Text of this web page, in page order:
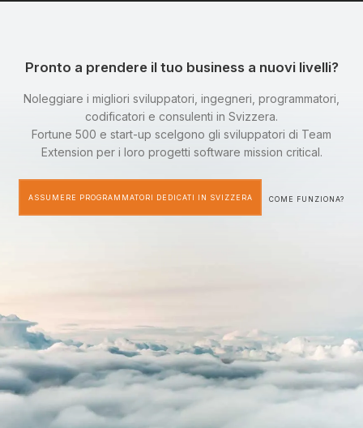
Pronto a prendere il tuo business a nuovi livelli?
Noleggiare i migliori sviluppatori, ingegneri, programmatori,
codificatori e consulenti in Svizzera.
Fortune 500 e start-up scelgono gli sviluppatori di Team
Extension per i loro progetti software mission critical.
ASSUMERE PROGRAMMATORI DEDICATI IN SVIZZERA COME FUNZIONA?